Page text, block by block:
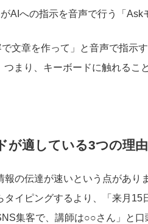
AIへの指示を音声で行う「Ask
文章を作って」と音声で指示
つまり、キーボードに触れるこ
が適している3つの理由
の伝達が速いという点があり
タイピングするより、「来月15
集客で、講師は○○さん」と